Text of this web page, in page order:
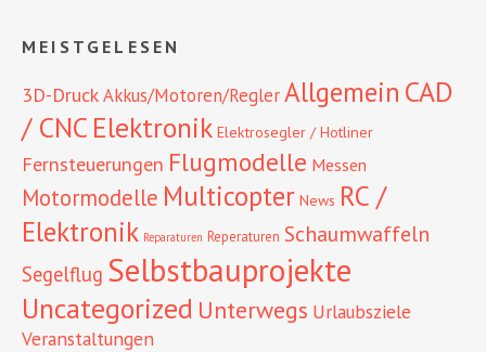
MEISTGELESEN
3D-DruckAkkus/Motoren/ReglerAllgemein CAD
/ CNC Elektronik Elektrosegler / Hotliner
Fernsteuerungen Flugmodelle Messen
Motormodelle Multicopter News RC /
Elektronik Reparaturen Reperaturen Schaumwaffeln
Segelflug Selbstbauprojekte
Uncategorized Unterwegs Urlaubsziele
Veranstaltungen